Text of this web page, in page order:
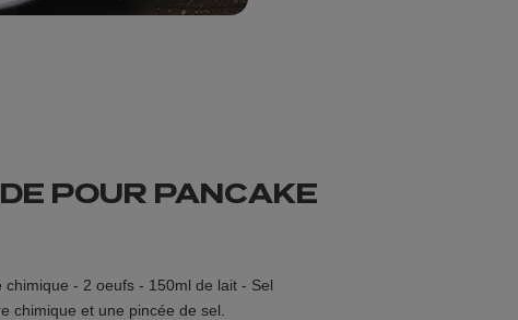
POUR PANCAKE
- 2 oeufs - 150ml de lait - Sel
chimique et une pincée de sel.